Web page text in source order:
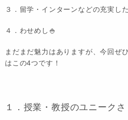
３．留学・インターンなどの充実し
４．わせめし🍚
まだまだ魅力はありますが、今回ぜ
はこの4つです！
１．授業・教授のユニークさ